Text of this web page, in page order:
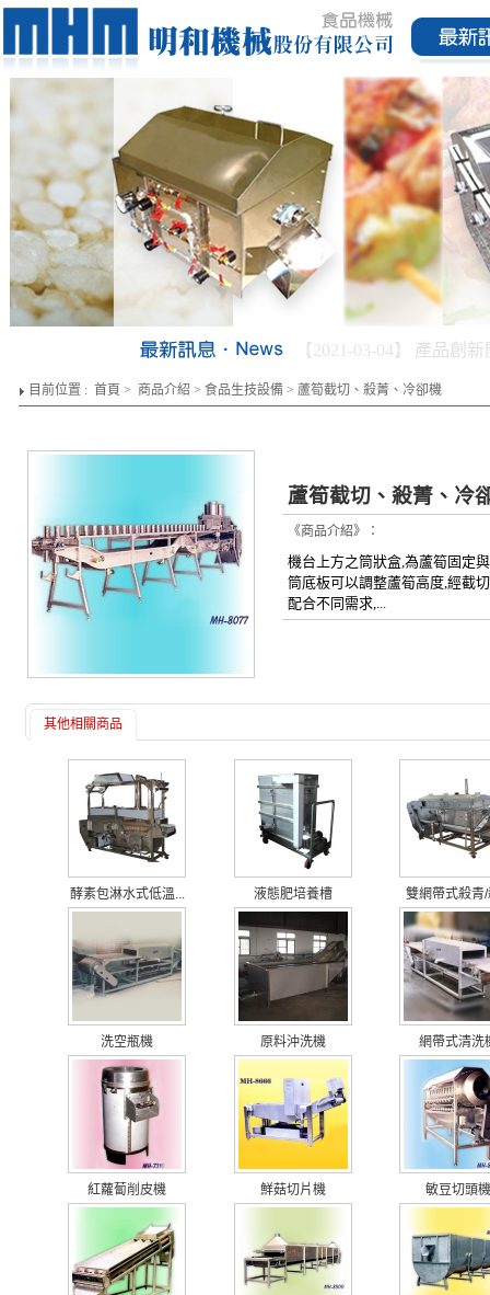
【2021-03-04】 小農推
工系列機台完成開發!!
目前位置 : 首頁 > 商品介紹 > 食品生技設備 > 蘆筍截切、殺菁、冷卻機
蘆筍截切、殺菁、冷
《商品介紹》：
機台上方之筒狀盒,為蘆筍固定
筒底板可以調整蘆筍高度,經截
配合不同需求,...
其他相關商品
酵素包淋水式低溫... 液態肥培養槽 雙網帶式殺青/
洗空瓶機 原料沖洗機 網帶式清洗
紅蘿蔔削皮機 鮮菇切片機 敏豆切頭機